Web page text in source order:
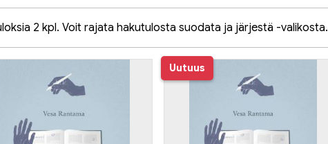
2 kpl. Voit rajata hakutulosta suodata ja järjestä -valikosta.
Uutuus